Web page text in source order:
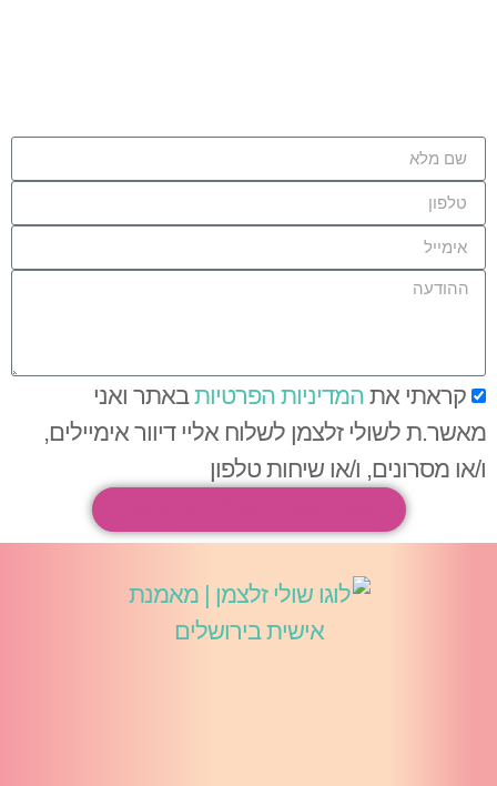
קראתי את המדיניות הפרטיותבאתר ואני
מאשר.ת לשולי זלצמן לשלוח אליי דיוור אימיילים,
ו/או מסרונים, ו/או שיחות טלפון